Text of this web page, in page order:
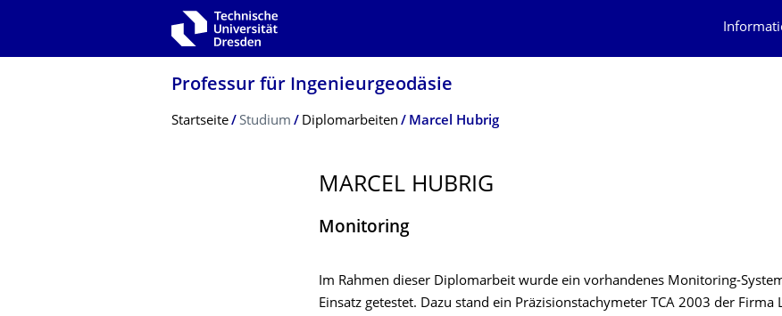
Zur Hauptnavigation springen
Professur für Ingenieurgeodäsie
Breadcrumb-Menü
Startseite Studium Diplomarbeiten Marcel Hubrig
MARCEL HUBRIG
Monitoring
Im Rahmen dieser Diplomarbeit wurde ein vorhandenes Monitoring-
Einsatz getestet. Dazu stand ein Präzisionstachymeter TCA 2003 der Firma